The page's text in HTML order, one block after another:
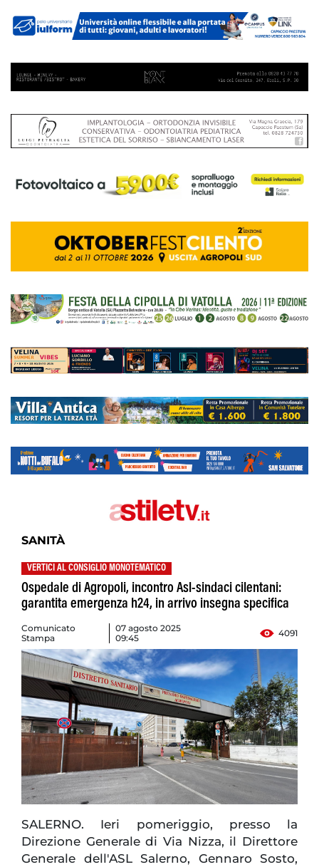
SANITÀ
VERTICI AL CONSIGLIO MONOTEMATICO
Ospedale di Agropoli, incontro Asl-sindaci cilentani:
garantita emergenza h24, in arrivo insegna specifica
Comunicato
Stampa
07 agosto 2025
09:45
4091
SALERNO. Ieri pomeriggio, presso la
Direzione Generale di Via Nizza, il Direttore
Generale dell'ASL Salerno, Gennaro Sosto,